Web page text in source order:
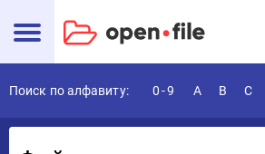
Поиск по алфавиту: 0-9 A B C